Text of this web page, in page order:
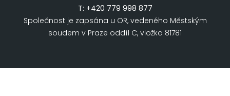
T: +420 779 998 877
Společnost je zapsána u OR, vedeného Městským
soudem v Praze oddíl C, vložka 81781